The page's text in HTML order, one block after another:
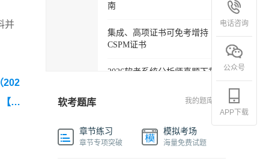
并
202
【20
南
集成、高项证书可免考增持
CSPM证书
2026软考系统分析师真题下载
软考各科目自学必备学习包
2027年信息系统项目管理师精
品班
软考题库 我的题库
章节练习
章节专项突破
模拟考场
海量免费试题
电话咨询
公众号
APP下载